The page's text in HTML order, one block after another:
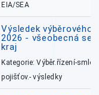
EIA/SEA
Výsledek výběrového
2026 - všeobecná
kraj
Kategorie: Výběr.řízení-
pojišťov.- výsledky